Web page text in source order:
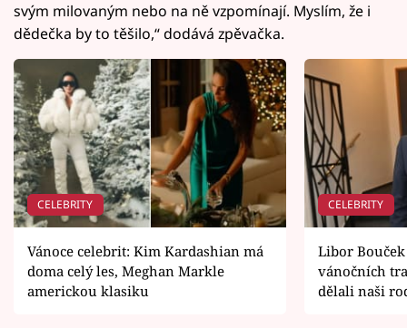
svým milovaným nebo na ně vzpomínají. Myslím, že i
dědečka by to těšilo,“ dodává zpěvačka.
CELEBRITY
Vánoce celebrit: Kim Kardashian má
doma celý les, Meghan Markle
americkou klasiku
CELEBRITY
Libor
vánočních
dělali naši